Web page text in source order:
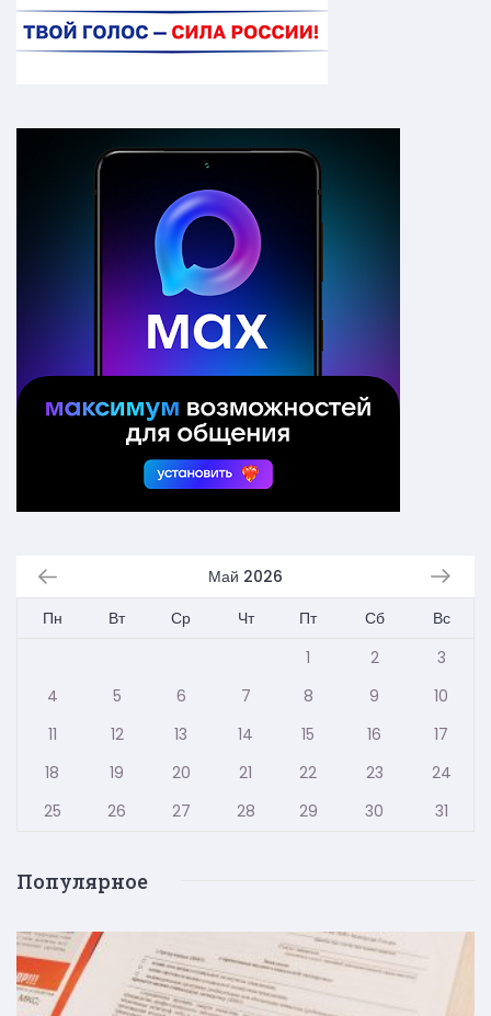
Май 2026
Пн
Вт Ср Чт Пт Сб
Вс
1
2
3
4
5 6 7 8 9
10
11
12 13 14 15 16
17
18
19 20 21 22 23
24
25
26 27 28 29 30 31
Популярное